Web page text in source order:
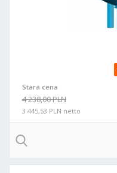
Stara cena
4 238,00 PLN
3 445,53 PLN netto